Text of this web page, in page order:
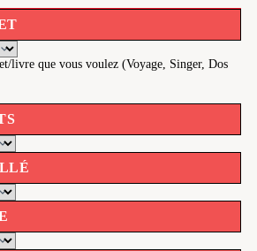
livre que vous voulez (Voyage, Singer, Dos